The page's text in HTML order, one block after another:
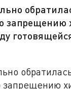
запрещению
запрещению